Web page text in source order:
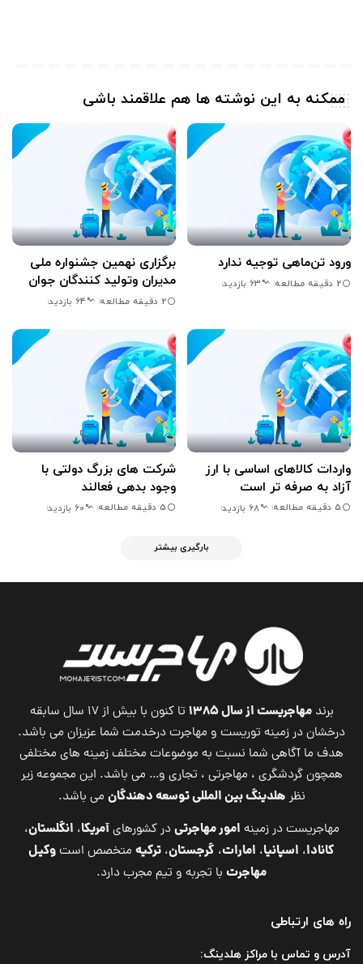
ممکنه به این نوشته ها هم علاقمند باشی
ورود تن‌ماهی توجیه ندارد
2 دقیقه مطالعه 63 بازدید
برگزاری نهمین جشنواره ملی
مدیران وتولید کنندگان جوان
2 دقیقه مطالعه 64 بازدید
واردات کالاهای اساسی با ارز
آزاد به صرفه تر است
5 دقیقه مطالعه 68 بازدید
شرکت های بزرگ دولتی با
وجود بدهی فعالند
5 دقیقه مطالعه 60 بازدید
بارگیری بیشتر
برندمهاجریست از سال ۱۳۸۵
تا کنون با بیش از ۱۷ سال سابقه
درخشان در زمینه توریست و مهاجرت درخدمت شما عزیزان می باشد.
هدف ما آگاهی شما نسبت به موضوعات مختلف زمینه های مختلفی
همچون گردشگری ، مهاجرتی ، تجاری و… می باشد. این مجموعه زیر
نظر هلدینگ بین المللی توسعه دهندگان می باشد.
مهاجریست در زمینه امور مهاجرتیدر کشورهایآمریکا، انگلستان،
کانادا، اسپانیا، امارات، گرجستان، ترکیه متخصص استوکیل
مهاجرت با تجربه و تیم مجرب دارد.
راه های ارتباطی
آدرس و تماس با مراکز هلدینگ: